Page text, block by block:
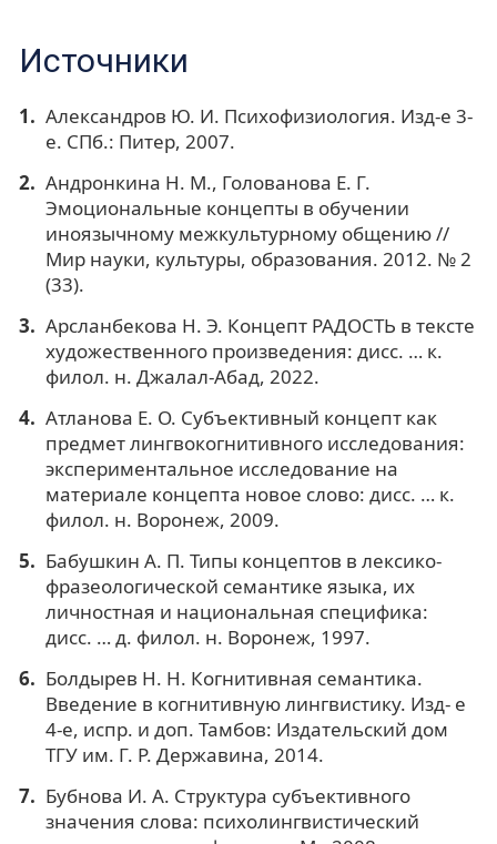
Источники
Александров Ю. И. Психофизиология. Изд-е 3-
е. СПб.: Питер, 2007.
Андронкина Н. М., Голованова Е. Г.
Эмоциональные концепты в обучении
иноязычному межкультурному общению //
Мир науки, культуры, образования. 2012. № 2
(33).
Арсланбекова Н. Э. Концепт РАДОСТЬ в тексте
художественного произведения: дисс. … к.
филол. н. Джалал-Абад, 2022.
Атланова Е. О. Субъективный концепт как
предмет лингвокогнитивного исследования:
экспериментальное исследование на
материале концепта новое слово: дисс. … к.
филол. н. Воронеж, 2009.
Бабушкин А. П. Типы концептов в лексико-
фразеологической семантике языка, их
личностная и национальная специфика:
дисс. … д. филол. н. Воронеж, 1997.
Болдырев Н. Н. Когнитивная семантика.
Введение в когнитивную лингвистику. Изд- е
4-е, испр. и доп. Тамбов: Издательский дом
ТГУ им. Г. Р. Державина, 2014.
Бубнова И. А. Структура субъективного
значения слова: психолингвистический